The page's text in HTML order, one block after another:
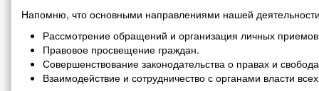
Напомню, что основными направлениями нашей
Рассмотрение обращений и организация личных
Правовое просвещение граждан.
Совершенствование законодательства о правах и
Взаимодействие и сотрудничество с органами власти